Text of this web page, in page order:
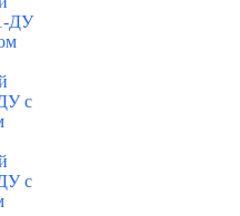
ДУ
с
с